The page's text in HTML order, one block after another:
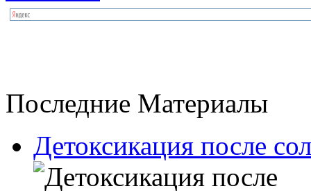
Последние Материалы
Детоксикация после